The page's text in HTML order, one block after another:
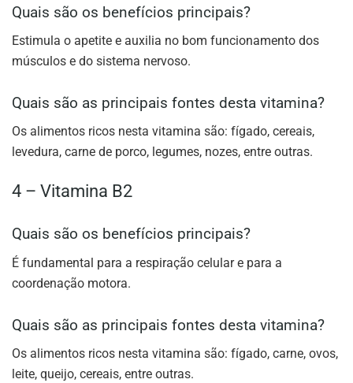
Quais são os benefícios principais?
Estimula o apetite e auxilia no bom funcionamento dos
músculos e do sistema nervoso.
Quais são as principais fontes desta vitamina?
Os alimentos ricos nesta vitamina são: fígado, cereais,
levedura, carne de porco, legumes, nozes, entre outras.
4 – Vitamina B2
Quais são os benefícios principais?
É fundamental para a respiração celular e para a
coordenação motora.
Quais são as principais fontes desta vitamina?
Os alimentos ricos nesta vitamina são: fígado, carne, ovos,
leite, queijo, cereais, entre outras.